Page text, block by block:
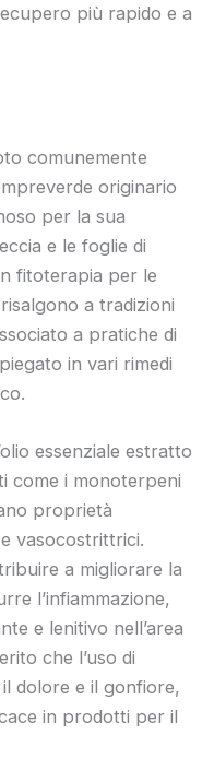
più rapido e a
comunemente
originario
per la sua
e le foglie di
fitoterapia per le
a tradizioni
a pratiche di
in vari rimedi
essenziale estratto
come i monoterpeni
proprietà
vasocostrittrici.
a migliorare la
l’infiammazione,
e lenitivo nell’area
che l’uso di
dolore e il gonfiore,
in prodotti per il